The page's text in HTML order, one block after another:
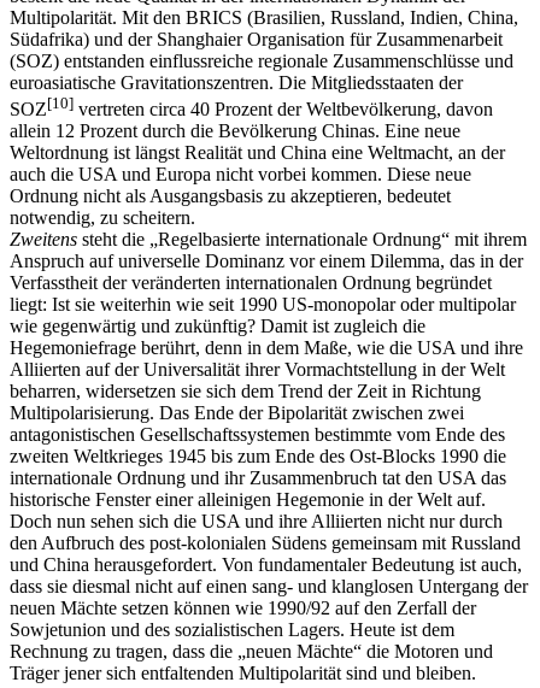
Multipolarität. Mit den BRICS (Brasilien, Russland, Indien, China,
Südafrika) und der Shanghaier Organisation für Zusammenarbeit
(SOZ) entstanden einflussreiche regionale Zusammenschlüsse und
euroasiatische Gravitationszentren. Die Mitgliedsstaaten der
SOZ[10] vertreten circa 40 Prozent der Weltbevölkerung, davon
allein 12 Prozent durch die Bevölkerung Chinas. Eine neue
Weltordnung ist längst Realität und China eine Weltmacht, an der
auch die USA und Europa nicht vorbei kommen. Diese neue
Ordnung nicht als Ausgangsbasis zu akzeptieren, bedeutet
notwendig, zu scheitern.
Zweitens steht die „Regelbasierte internationale Ordnung“ mit ihrem
Anspruch auf universelle Dominanz vor einem Dilemma, das in der
Verfasstheit der veränderten internationalen Ordnung begründet
liegt: Ist sie weiterhin wie seit 1990 US-monopolar oder multipolar
wie gegenwärtig und zukünftig? Damit ist zugleich die
Hegemoniefrage berührt, denn in dem Maße, wie die USA und ihre
Alliierten auf der Universalität ihrer Vormachtstellung in der Welt
beharren, widersetzen sie sich dem Trend der Zeit in Richtung
Multipolarisierung. Das Ende der Bipolarität zwischen zwei
antagonistischen Gesellschaftssystemen bestimmte vom Ende des
zweiten Weltkrieges 1945 bis zum Ende des Ost-Blocks 1990 die
internationale Ordnung und ihr Zusammenbruch tat den USA das
historische Fenster einer alleinigen Hegemonie in der Welt auf.
Doch nun sehen sich die USA und ihre Alliierten nicht nur durch
den Aufbruch des post-kolonialen Südens gemeinsam mit Russland
und China herausgefordert. Von fundamentaler Bedeutung ist auch,
dass sie diesmal nicht auf einen sang- und klanglosen Untergang der
neuen Mächte setzen können wie 1990/92 auf den Zerfall der
Sowjetunion und des sozialistischen Lagers. Heute ist dem
Rechnung zu tragen, dass die „neuen Mächte“ die Motoren und
Träger jener sich entfaltenden Multipolarität sind und bleiben.